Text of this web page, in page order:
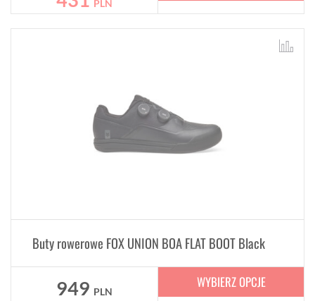
PLN
Buty rowerowe FOX UNION BOA FLAT BOOT Black
949 PLN
WYBIERZ OPCJE